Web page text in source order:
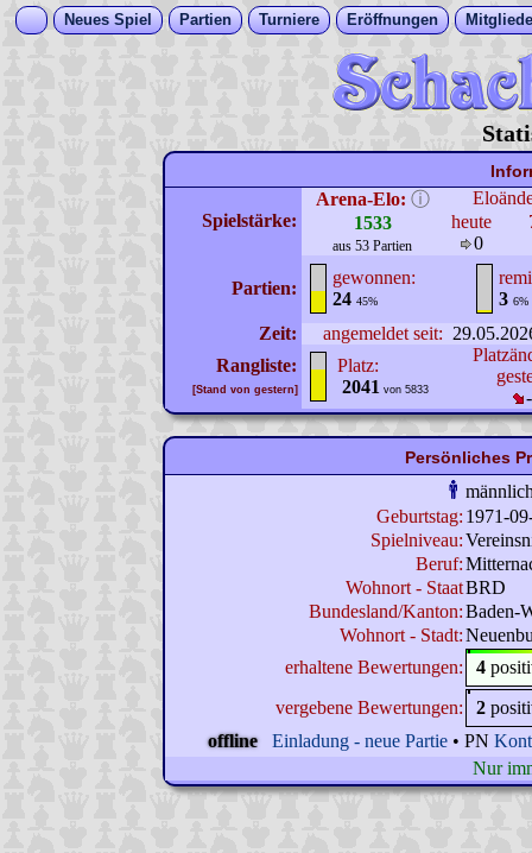
Neues Spiel Partien Turniere Eröffnungen
Spielstärke:
Arena-Elo: ⓘ
1533
aus 53 Partien
heute
0
Partien:
gewonnen:
24 45%
3 6%
Zeit: angemeldet seit:
Rangliste:
[Stand von gestern]
Platz:
2041 von 5833
Persönliches
Geburtstag: 1971-
Spielniveau:
Beruf:
Wohnort - StaatBRD
Bundesland/Kanton:Baden-
Wohnort - Stadt:
erhaltene Bewertungen:
4
vergebene Bewertungen:
2
offline
Einladung - neue Partie • PN
Nur